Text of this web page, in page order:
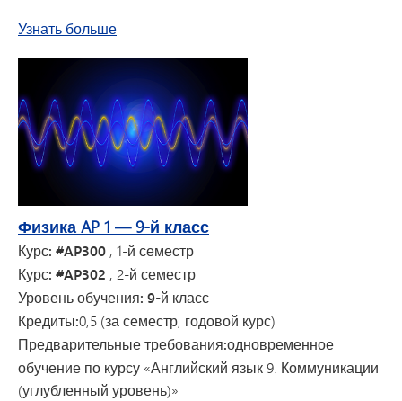
Узнать большео курсе «Экология» (программа VANTAGE)
Физика AP 1 — 9-й класс
Курс: #AP300 , 1-й семестр
Курс: #AP302 , 2-й семестр
Уровень обучения: 9-й класс
Кредиты:0,5 (за семестр, годовой курс)
Предварительные требования:одновременное
обучение по курсу «Английский язык 9. Коммуникации
(углубленный уровень)»